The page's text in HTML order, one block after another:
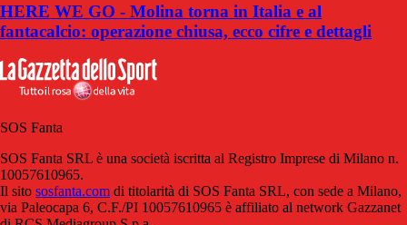
HERE WE GO - Molina torna in Italia e al
fantacalcio: operazione chiusa, ecco cifre e dettagli
SOS Fanta
SOS Fanta SRL è una società iscritta al Registro Imprese di Milano n.
10057610965.
Il sito sosfanta.com di titolarità di SOS Fanta SRL, con sede a Milano,
via Paleocapa 6, C.F./PI 10057610965 è affiliato al network Gazzanet